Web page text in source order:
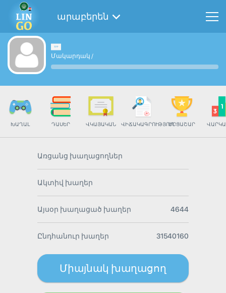
արաբերեն
Մակարդակ /
ԽԱՂԱԼ ԴԱՍԵՐ ՎԿԱՅԱԿԱՆ ՎԻՃԱԿԱԳՐՈՒԹՅՈՒՆՄՐՑԱՇԱՐ
Առցանց խաղացողներ
Ակտիվ խաղեր
Այսօր խաղացած խաղեր 4644
Ընդհանուր խաղեր 31540160
Միայնակ խաղացող